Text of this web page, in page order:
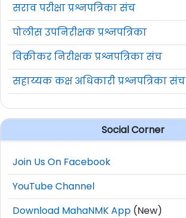
सराव परीक्षा प्रश्नपत्रिका संच
पोलीस उपनिरीक्षक प्रश्नपत्रिका
विक्रीकर निरीक्षक प्रश्नपत्रिका संच
सहाय्यक कक्ष अधिकारी प्रश्नपत्रिका संच
Social Corner
Join Us On Facebook
YouTube Channel
Download MahaNMK App (New)